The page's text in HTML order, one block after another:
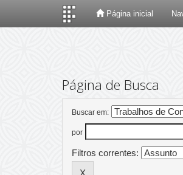
Página inicial
Página de Busca
Buscar em:
por
Filtros correntes: